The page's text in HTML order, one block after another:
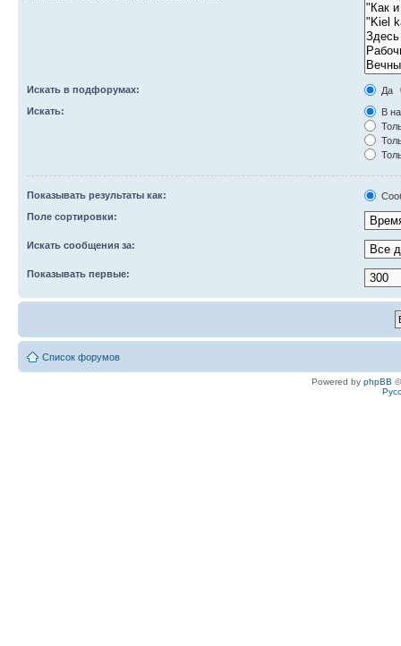
Искать в подфорумах:
Да
Искать:
В
Показывать результаты как:
Поле сортировки:
Искать сообщения за:
Показывать первые:
Список форумов
Powered by phpBB